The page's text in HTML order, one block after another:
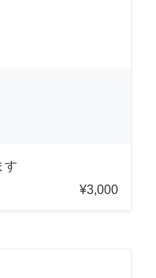
す
¥3,000